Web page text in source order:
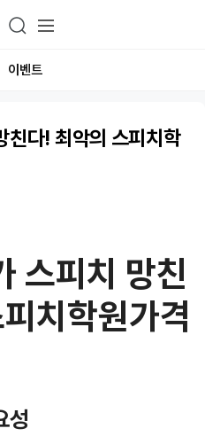
이벤트
친다! 최악의 스피치학
스피치 망친
치학원가격
성